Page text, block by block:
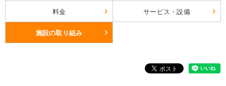
料金 サービス・設備
施設の取り組み